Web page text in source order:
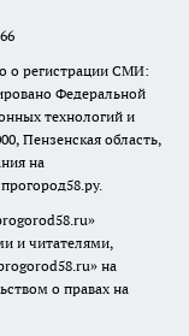
о регистрации СМИ:
Федеральной
технологий и
Пензенская область,
на
»
и читателями,
» на
о правах на